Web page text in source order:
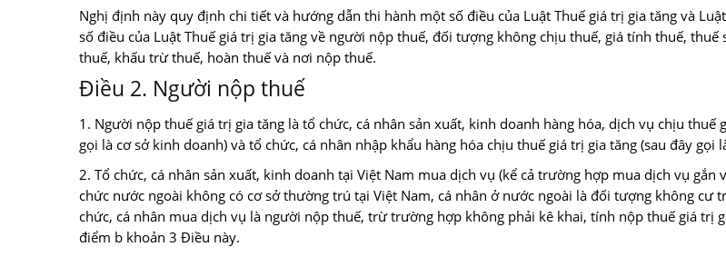
Nghị định này quy định chi tiết và hướng dẫn thi hành một số điều của Luật Thuế giá trị gia tăng và
số điều của Luật Thuế giá trị gia tăng về người nộp thuế, đối tượng không chịu thuế, giá tính thuế,
thuế, khấu trừ thuế, hoàn thuế và nơi nộp thuế.
Điều 2. Người nộp thuế
1. Người nộp thuế giá trị gia tăng là tổ chức, cá nhân sản xuất, kinh doanh hàng hóa, dịch vụ chịu thuế
gọi là cơ sở kinh doanh) và tổ chức, cá nhân nhập khẩu hàng hóa chịu thuế giá trị gia tăng (sau đây gọi
2. Tổ chức, cá nhân sản xuất, kinh doanh tại Việt Nam mua dịch vụ (kể cả trường hợp mua dịch vụ gắn
chức nước ngoài không có cơ sở thường trú tại Việt Nam, cá nhân ở nước ngoài là đối tượng không cư
chức, cá nhân mua dịch vụ là người nộp thuế, trừ trường hợp không phải kê khai, tính nộp thuế giá trị
điểm b khoản 3 Điều này.